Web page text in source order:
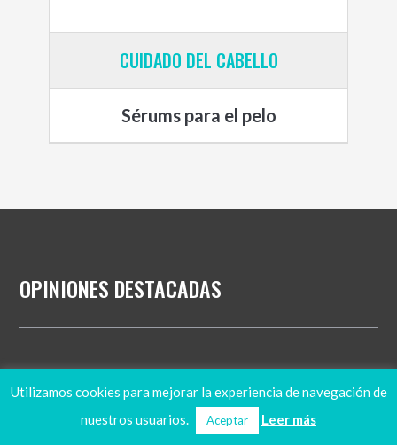
CUIDADO DEL CABELLO
Sérums para el pelo
OPINIONES DESTACADAS
Las mejores depiladoras faciales
Utilizamos cookies para mejorar la experiencia de navegación de
nuestros usuarios.
Aceptar Leer más